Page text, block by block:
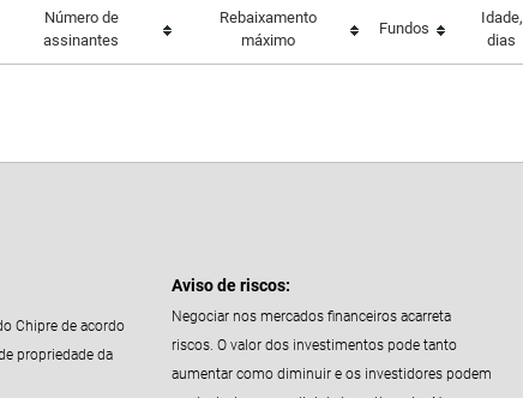
Número de
assinantes
Rebaixamento
máximo
Fundos
Idade,
dias
Chipre de acordo
propriedade da
Aviso de riscos:
Negociar nos mercados financeiros acarreta
riscos. O valor dos investimentos pode tanto
aumentar como diminuir e os investidores podem